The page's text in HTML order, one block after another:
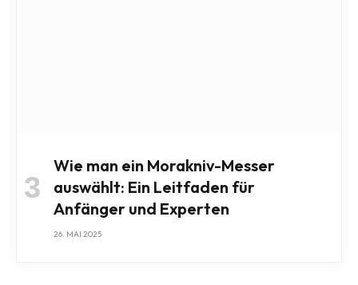
Wie man ein Morakniv-Messer
auswählt: Ein Leitfaden für
Anfänger und Experten
26. MAI 2025